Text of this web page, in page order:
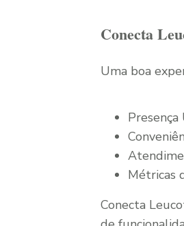
Conecta
Uma boa
Métricas
Conecta